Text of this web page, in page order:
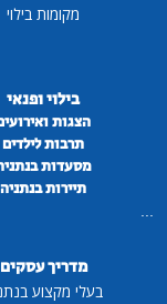
מקומות בילוי
בילוי ופנאי
הצגות
תרבות לילדים
מסעדות
תיירות בנתניה
...
מדריך עסקים
בעלי מקצוע